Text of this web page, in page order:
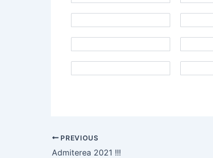
PREVIOUS
Admiterea 2021 !!!